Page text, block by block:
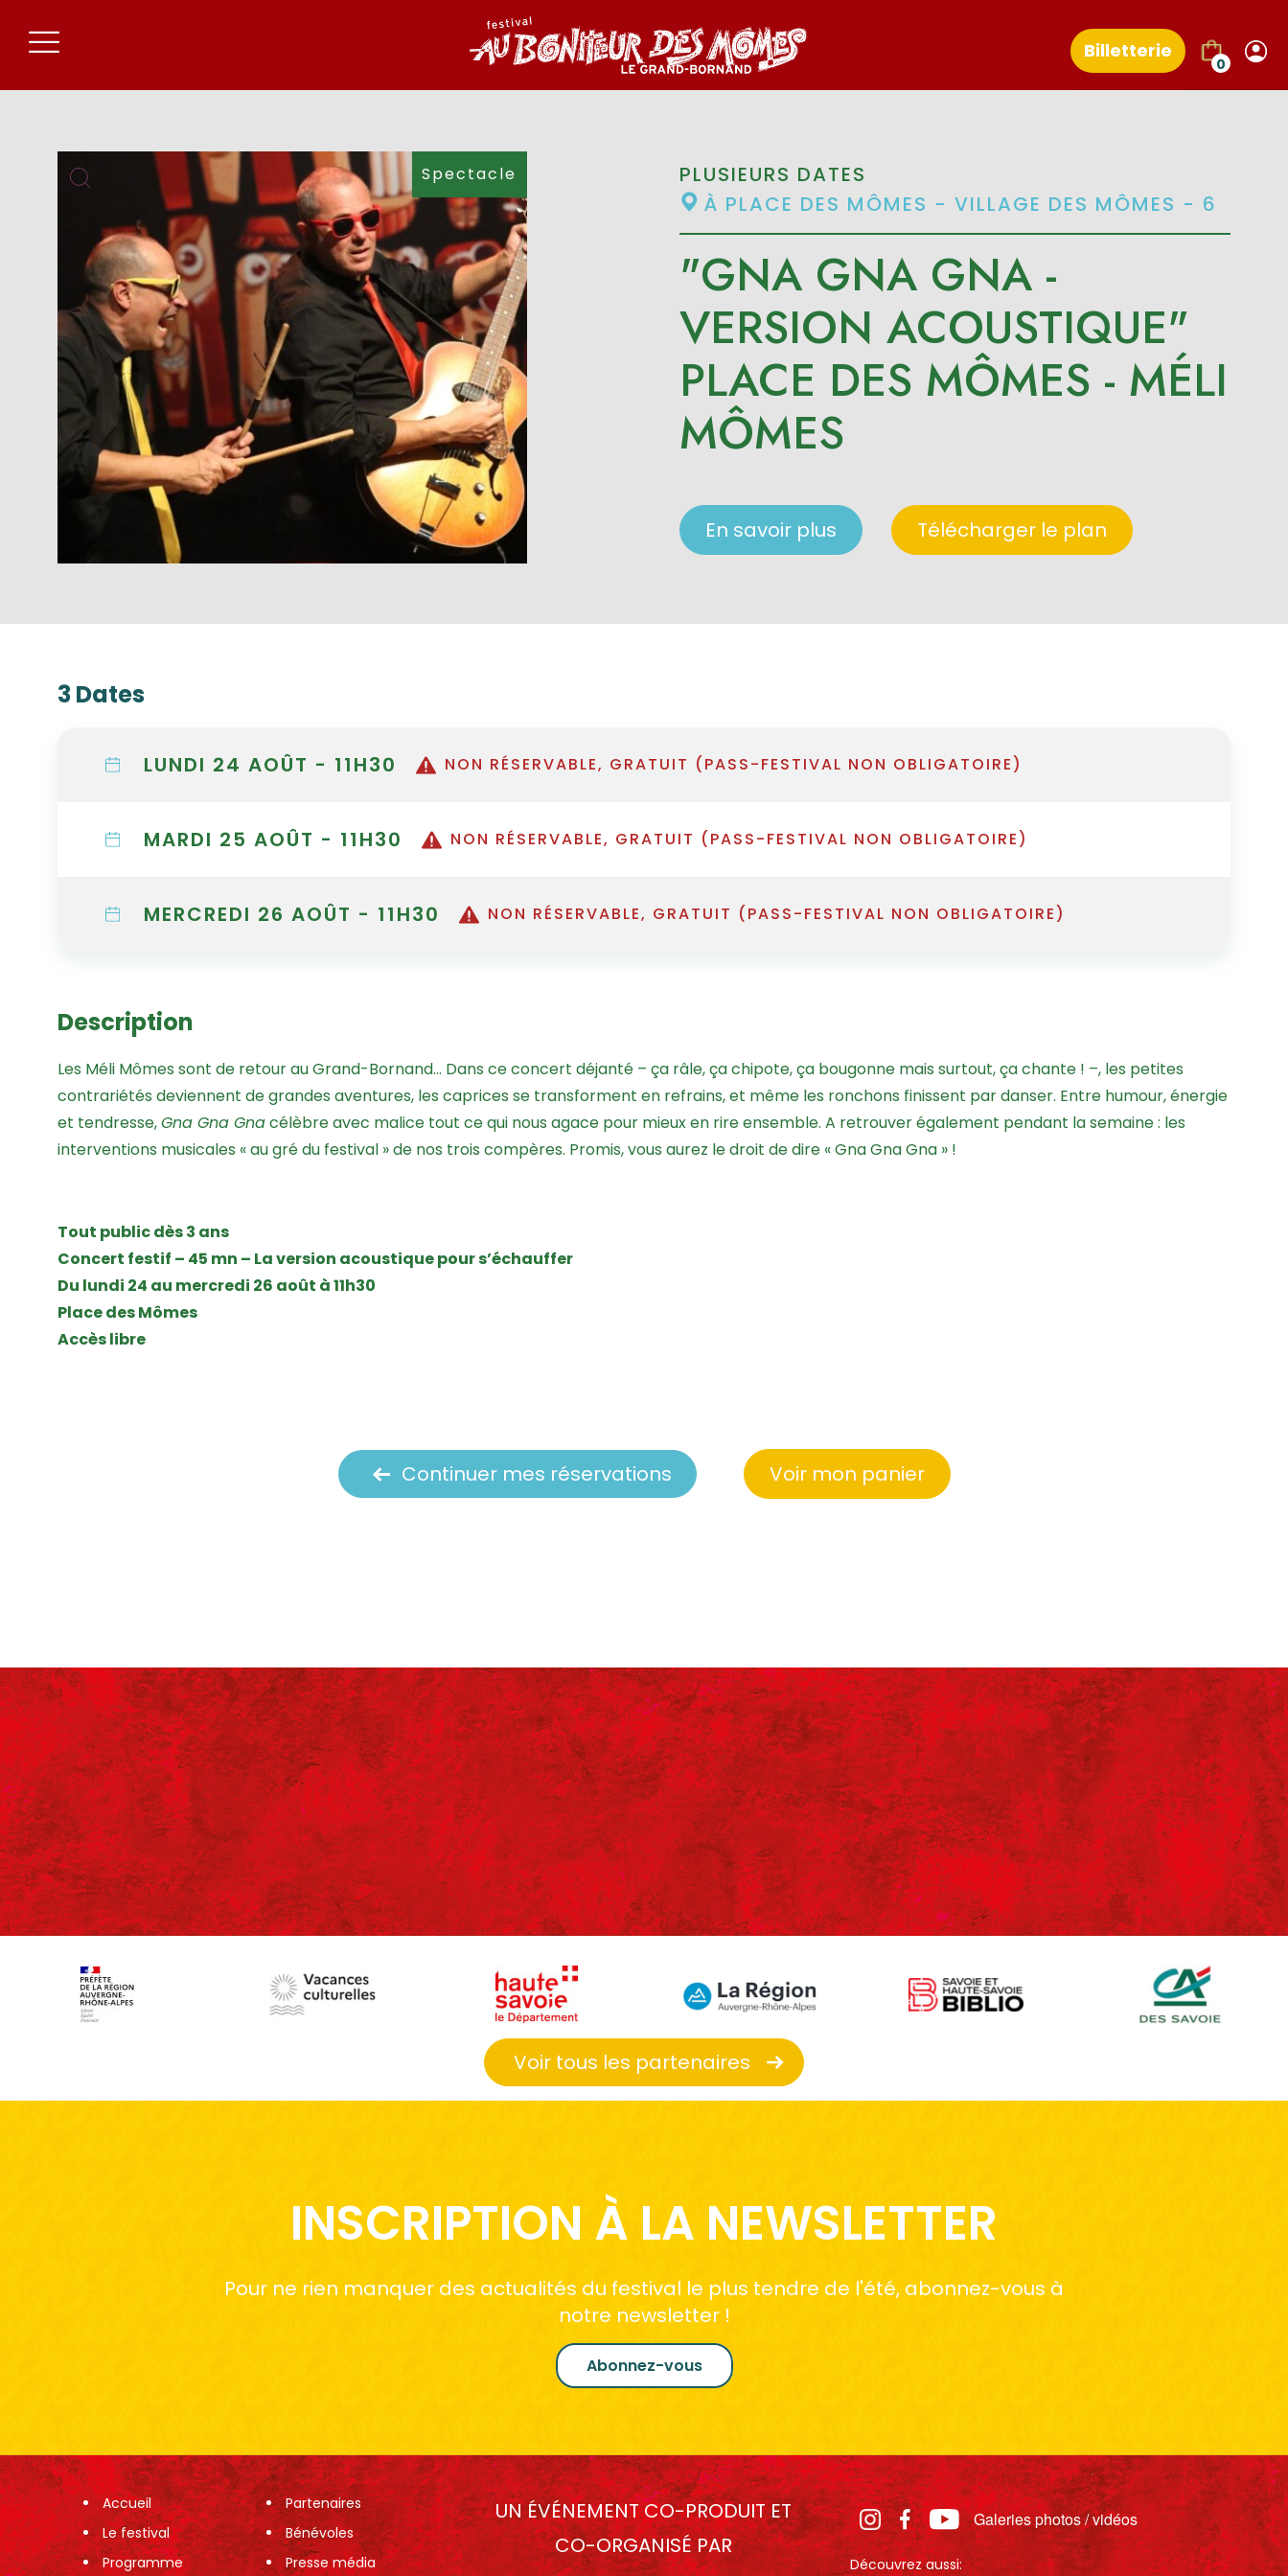
Billetterie
0
Spectacle
PLUSIEURS DATES
À PLACE DES MÔMES - VILLAGE DES MÔMES - 6
"GNA GNA GNA -
VERSION ACOUSTIQUE"
PLACE DES MÔMES - MÉLI
MÔMES
Télécharger le plan
En savoir plus
3 Dates
LUNDI 24 AOÛT - 11H30 NON RÉSERVABLE, GRATUIT (PASS-FESTIVAL NON OBLIGATOIRE)
MARDI 25 AOÛT - 11H30 NON RÉSERVABLE, GRATUIT (PASS-FESTIVAL NON OBLIGATOIRE)
MERCREDI 26 AOÛT - 11H30 NON RÉSERVABLE, GRATUIT (PASS-FESTIVAL NON OBLIGATOIRE)
Description
Les Méli Mômes sont de retour au Grand-Bornand… Dans ce concert déjanté – ça râle, ça chipote, ça bougonne mais surtout, ça chante ! –, les petites
contrariétés deviennent de grandes aventures, les caprices se transforment en refrains, et même les ronchons finissent par danser. Entre humour, énergie
et tendresse,Gna Gna Gnacélèbre avec malice tout ce qui nous agace pour mieux en rire ensemble. A retrouver également pendant la semaine : les
interventions musicales « au gré du festival » de nos trois compères. Promis, vous aurez le droit de dire « Gna Gna Gna » !
Tout public dès 3 ans
Concert festif – 45 mn – La version acoustique pour s’échauffer
Du lundi 24 au mercredi 26 août à 11h30
Place des Mômes
Accès libre
Continuer mes réservations Voir mon panier
Voir tous les partenaires
INSCRIPTION À LA NEWSLETTER
Pour ne rien manquer des actualités du festival le plus tendre de l'été, abonnez-vous à
notre newsletter !
Abonnez-vous
Accueil
Le festival
Programme
Partenaires
Bénévoles
Presse média
UN ÉVÉNEMENT CO-PRODUIT ET
CO-ORGANISÉ PAR
Galeries photos / vidéos
Découvrez aussi: